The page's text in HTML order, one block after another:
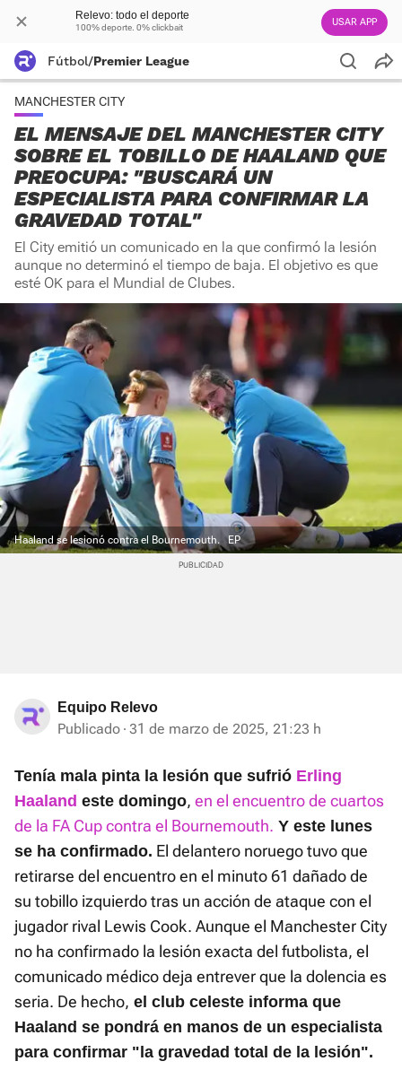
Relevo: todo el deporte
100% deporte. 0% clickbait USAR APP
Fútbol/Premier League
MANCHESTER CITY
EL MENSAJE DEL MANCHESTER CITY
SOBRE EL TOBILLO DE HAALAND QUE
PREOCUPA: "BUSCARÁ UN
ESPECIALISTA PARA CONFIRMAR LA
GRAVEDAD TOTAL"
El City emitió un comunicado en la que confirmó la lesión
aunque no determinó el tiempo de baja. El objetivo es que
esté OK para el Mundial de Clubes.
Haaland se lesionó contra el Bournemouth. EP
Equipo Relevo
Publicado 31 de marzo de 2025, 21:23 h
Tenía mala pinta la lesión que sufrió Erling
Haaland este domingo, en el encuentro de cuartos
de la FA Cup contra el Bournemouth. Y este lunes
se ha confirmado. El delantero noruego tuvo que
retirarse del encuentro en el minuto 61 dañado de
su tobillo izquierdo tras un acción de ataque con el
jugador rival Lewis Cook. Aunque el Manchester City
no ha confirmado la lesión exacta del futbolista, el
comunicado médico deja entrever que la dolencia es
seria. De hecho, el club celeste informa que
Haaland se pondrá en manos de un especialista
para confirmar "la gravedad total de la lesión".